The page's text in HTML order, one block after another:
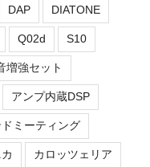
DAP DIATONE
Q02d S10
増強セット
アンプ内蔵DSP
ミーティング
カロッツェリア